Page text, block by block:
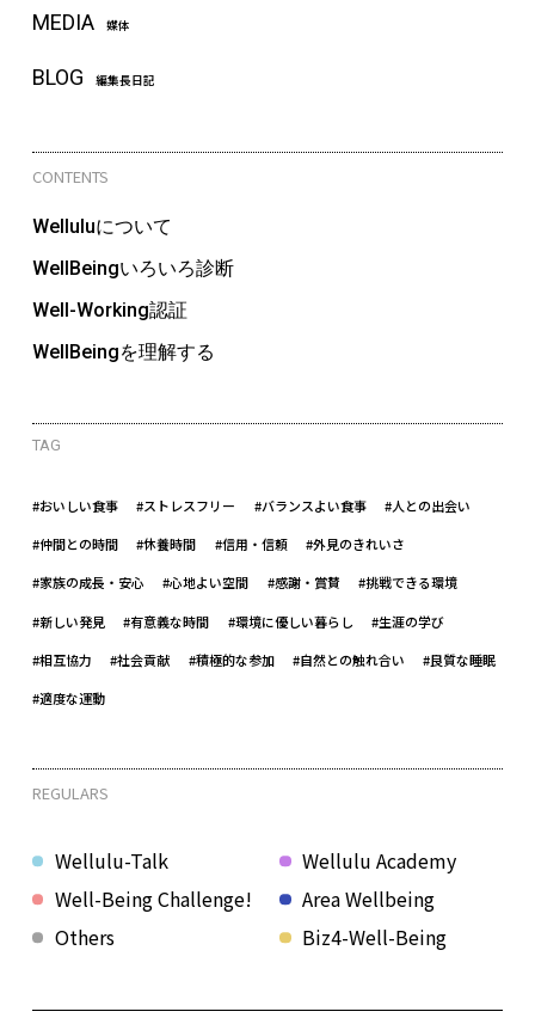
MEDIA 媒体
BLOG 編集長日記
CONTENTS
Welluluについて
WellBeingいろいろ診断
Well-Working認証
WellBeingを理解する
TAG
#おいしい食事 #ストレスフリー #バランスよい食事 #人との出会い
#仲間との時間 #休養時間 #信用・信頼 #外見のきれいさ
#家族の成長・安心 #心地よい空間 #感謝・賞賛 #挑戦できる環境
#新しい発見 #有意義な時間 #環境に優しい暮らし #生涯の学び
#相互協力 #社会貢献 #積極的な参加 #自然との触れ合い #良質な睡眠
#適度な運動
REGULARS
Wellulu-Talk
Well-Being Challenge!
Biz4-Well-Being
Wellulu Academy
Area Wellbeing
Others